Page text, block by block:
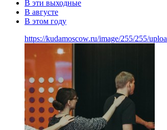
В эти выходные
В августе
В этом году
https://kudamoscow.ru/image/255/255/